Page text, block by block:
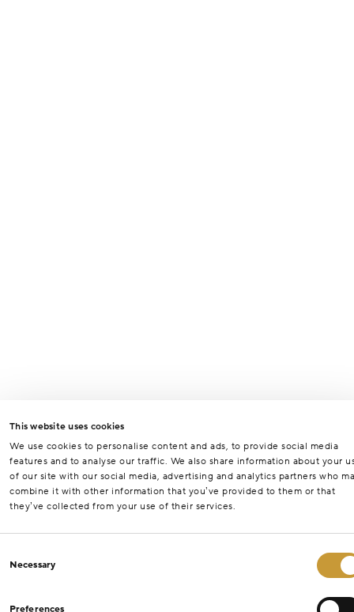
This website uses cookies
We use cookies to personalise content and ads, to provide social media
features and to analyse our traffic. We also share information about your
of our site with our social media, advertising and analytics partners who
combine it with other information that you’ve provided to them or that
they’ve collected from your use of their services.
Selection
Necessary
Preferences